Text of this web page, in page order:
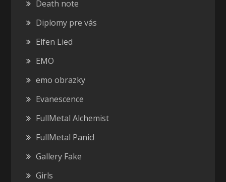
Death note
Diplomy pre vás
Elfen Lied
EMO
emo obrazky
Evanescence
FullMetal Alchemist
FullMetal Panic!
Gallery Fake
Girls